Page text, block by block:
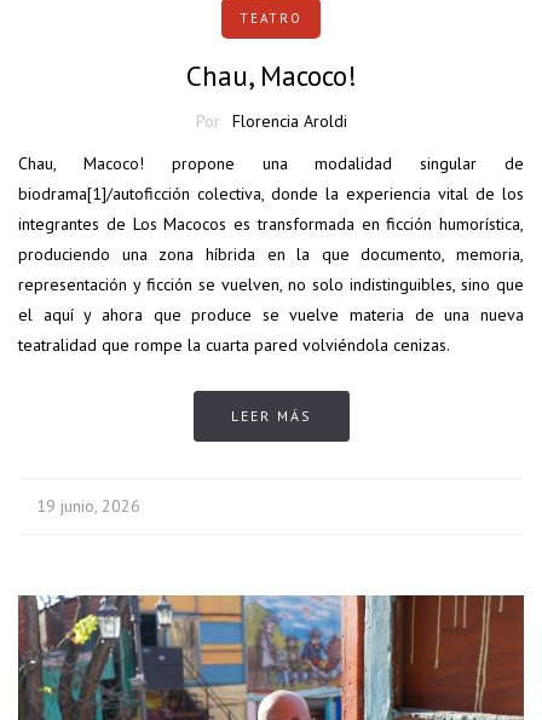
TEATRO
Chau, Macoco!
Por
Florencia Aroldi
Chau, Macoco! propone una modalidad singular de
biodrama[1]/autoficción colectiva, donde la experiencia vital de los
integrantes de Los Macocos es transformada en ficción humorística,
produciendo una zona híbrida en la que documento, memoria,
representación y ficción se vuelven, no solo indistinguibles, sino que
el aquí y ahora que produce se vuelve materia de una nueva
teatralidad que rompe la cuarta pared volviéndola cenizas.
LEER MÁS
19 junio, 2026